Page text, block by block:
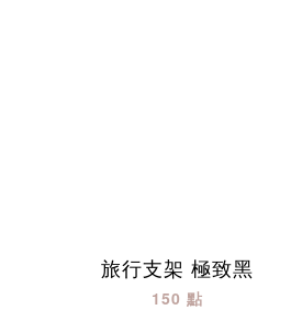
旅行支架 極致黑
150 點